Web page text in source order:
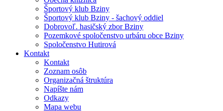
Športový klub Bziny
Športový klub Bziny - šachový oddiel
Dobrovoľ. hasičský zbor Bziny
Pozemkové spoločenstvo urbáru obce Bziny
Spoločenstvo Hutirová
Kontakt
Kontakt
Zoznam osôb
Organizačná štruktúra
Napíšte nám
Odkazy
Mapa webu